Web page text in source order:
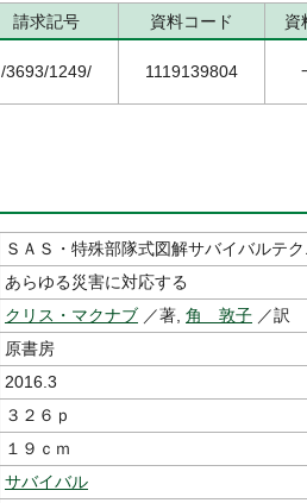
請求記号 資料コード 資
/3693/1249/ 1119139804
ＳＡＳ・特殊部隊式図解サバイバルテ
あらゆる災害に対応する
クリス・マクナブ ／著, 角 敦子 ／訳
原書房
2016.3
３２６ｐ
１９ｃｍ
サバイバル